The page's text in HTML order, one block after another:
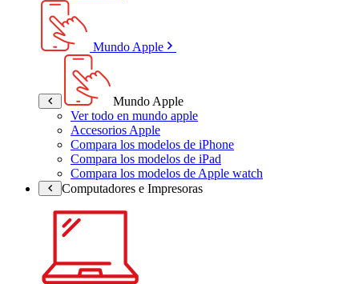
Mundo Apple
Mundo Apple
Ver todo en mundo apple
Accesorios Apple
Compara los modelos de iPhone
Compara los modelos de iPad
Compara los modelos de Apple watch
Computadores e Impresoras